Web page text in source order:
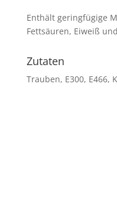
Enthält geringfügige
Fettsäuren, Eiweiß
Zutaten
Trauben, E300, E466,